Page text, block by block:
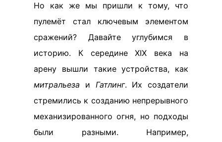
Но как же мы пришли к тому, что
пулемёт стал ключевым элементом
сражений? Давайте углубимся в
историю. К середине XIX века на
арену вышли такие устройства, как
митральеза и Гатлинг. Их создатели
стремились к созданию непрерывного
механизированного огня, но подходы
были разными. Например,